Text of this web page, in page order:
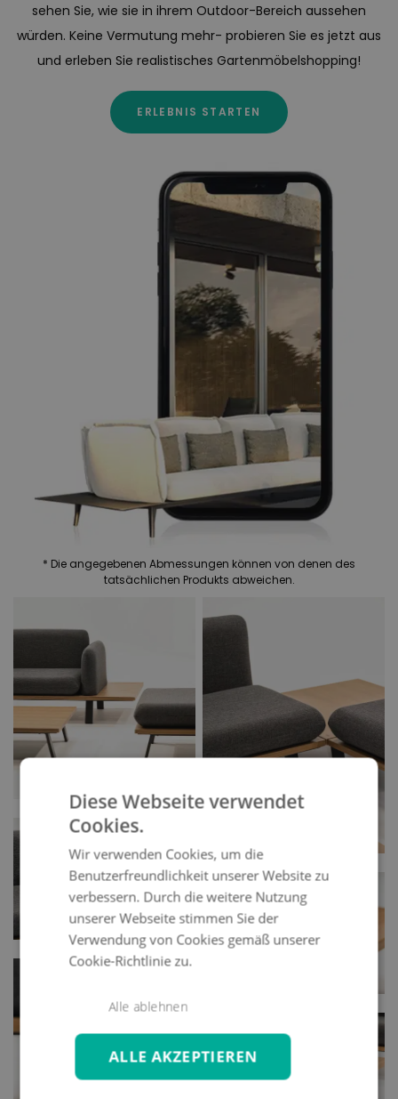
sehen Sie, wie sie in ihrem Outdoor-Bereich aussehen
würden. Keine Vermutung mehr- probieren Sie es jetzt aus
und erleben Sie realistisches Gartenmöbelshopping!
ERLEBNIS STARTEN
* Die angegebenen Abmessungen können von denen des
tatsächlichen Produkts abweichen.
Diese Webseite verwendet
Cookies.
Wir verwenden Cookies, um die
Benutzerfreundlichkeit unserer Website zu
verbessern. Durch die weitere Nutzung
unserer Webseite stimmen Sie der
Verwendung von Cookies gemäß unserer
Cookie-Richtlinie zu.
ALLE AKZEPTIEREN
Alle ablehnen